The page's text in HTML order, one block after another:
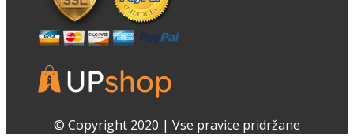
Facebook
Instagram© Copyright 2020 | Vse pravice pridržane